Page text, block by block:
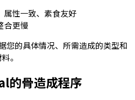
属性一致、素食友好
合更慢
您的具体情况、所需造成的类型和
。
的骨造成程序